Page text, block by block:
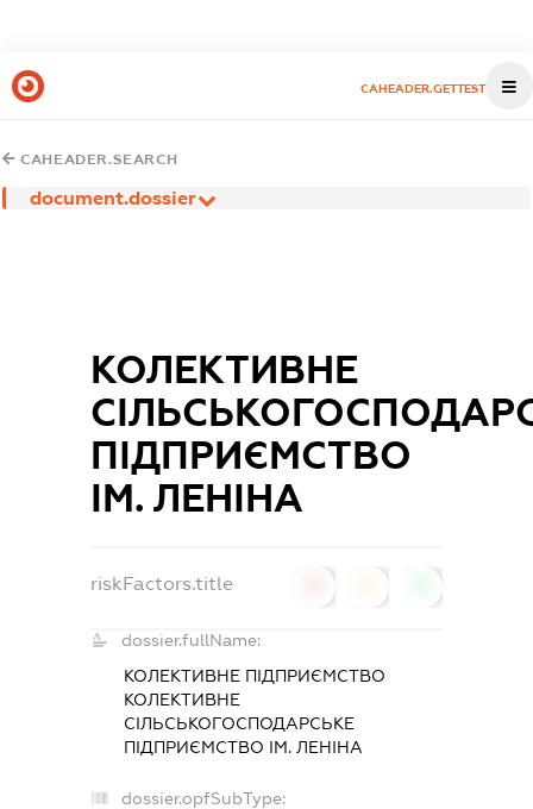
CAHEADER.GETTEST
CAHEADER.SEARCH
document.dossier
КОЛЕКТИВНЕ
ПІДПРИЄМСТВО
ІМ. ЛЕНІНА
riskFactors.title
dossier.fullName:
КОЛЕКТИВНЕ ПІДПРИЄМСТВО
КОЛЕКТИВНЕ
СІЛЬСЬКОГОСПОДАРСЬКЕ
ПІДПРИЄМСТВО ІМ. ЛЕНІНА
dossier.opfSubType: